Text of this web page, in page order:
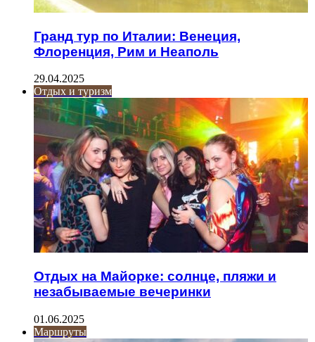
Гранд тур по Италии: Венеция,
Флоренция, Рим и Неаполь
29.04.2025
Отдых и туризм
Отдых на Майорке: солнце, пляжи и
незабываемые вечеринки
01.06.2025
Маршруты